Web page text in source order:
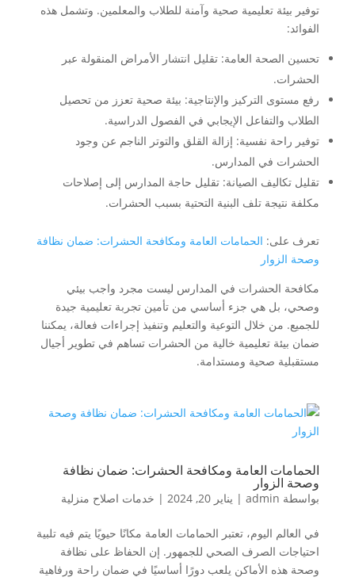
توفير بيئة تعليمية صحية وآمنة للطلاب والمعلمين. وتشمل هذه
الفوائد:
تحسين الصحة العامة: تقليل انتشار الأمراض المنقولة عبر
الحشرات.
رفع مستوى التركيز والإنتاجية: بيئة صحية تعزز من تحصيل
الطلاب والتفاعل الإيجابي في الفصول الدراسية.
توفير راحة نفسية: إزالة القلق والتوتر الناجم عن وجود
الحشرات في المدارس.
تقليل تكاليف الصيانة: تقليل حاجة المدارس إلى إصلاحات
مكلفة نتيجة تلف البنية التحتية بسبب الحشرات.
تعرف على: الحمامات العامة ومكافحة الحشرات: ضمان نظافة
وصحة الزوار
مكافحة الحشرات في المدارس ليست مجرد واجب بيئي
وصحي، بل هي جزء أساسي من تأمين تجربة تعليمية جيدة
للجميع. من خلال التوعية والتعليم وتنفيذ إجراءات فعالة، يمكننا
ضمان بيئة تعليمية خالية من الحشرات تساهم في تطوير أجيال
مستقبلية صحية ومستدامة.
الحمامات العامة ومكافحة الحشرات: ضمان نظافة
وصحة الزوار
بواسطة admin
| يناير 20, 2024 | خدمات اصلاح منزلية
في العالم اليوم، تعتبر الحمامات العامة مكانًا حيويًا يتم فيه تلبية
احتياجات الصرف الصحي للجمهور. إن الحفاظ على نظافة
وصحة هذه الأماكن يلعب دورًا أساسيًا في ضمان راحة ورفاهية